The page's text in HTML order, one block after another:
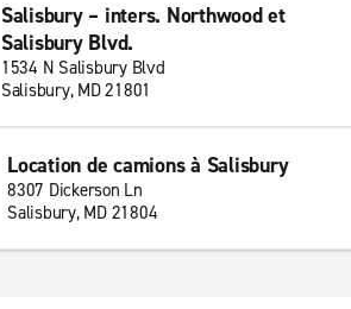
Salisbury – inters. Northwood et
Salisbury Blvd.
1534 N Salisbury Blvd
Salisbury, MD 21801
Location de camions à Salisbury
8307 Dickerson Ln
Salisbury, MD 21804